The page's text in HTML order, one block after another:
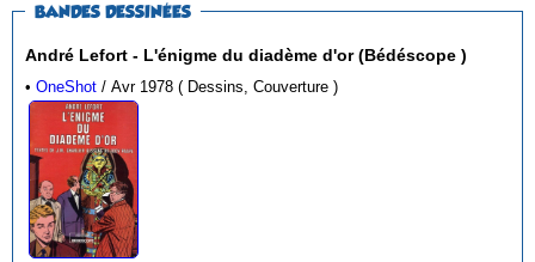
BANDES DESSINÉES
André Lefort - L'énigme du diadème d'or (Bédéscope )
•OneShot / Avr 1978 ( Dessins, Couverture )